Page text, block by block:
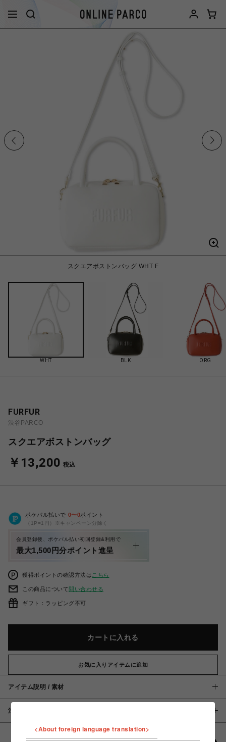
スクエアボストンバッグ WHT F
WHT BLK ORG
FURFUR
渋谷PARCO
スクエアボストンバッグ
￥13,200 税込
ポケパル払いで 0〜0ポイント
（1P=1円）※キャンペーン分除く
会員登録後、ポケパル払い初回登録&利用で
最大1,500円分ポイント進呈
獲得ポイントの確認方法は こちら
この商品について問い合わせる
ギフト：ラッピング不可
カートに入れる
お気に入りアイテムに追加
アイテム説明 / 素材
注意事項
<About foreign language translation>